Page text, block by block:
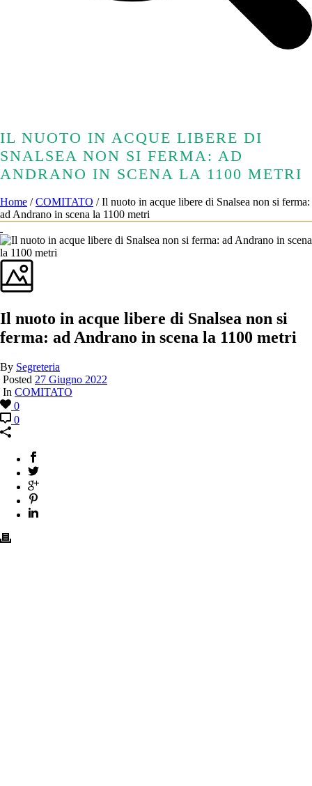
IL NUOTO IN ACQUE LIBERE DI
SNALSEA NON SI FERMA: AD
ANDRANO IN SCENA LA 1100 METRI
Home /COMITATO / Il nuoto in acque libere di Snalsea non si ferma:
ad Andrano in scena la 1100 metri
Il nuoto in acque libere di Snalsea non si
ferma: ad Andrano in scena la 1100 metri
By Segreteria
Posted 27 Giugno 2022
In COMITATO
0
0